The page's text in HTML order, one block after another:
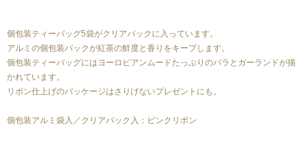
個包装ティーバッグ5袋がクリアパックに入っています。
アルミの個包装パックが紅茶の鮮度と香りをキープします。
個包装ティーバッグにはヨーロピアンムードたっぷりのバラとガーランドが描
かれています。
リボン仕上げのパッケージはさりげないプレゼントにも。
個包装アルミ袋入／クリアパック入：ピンクリボン